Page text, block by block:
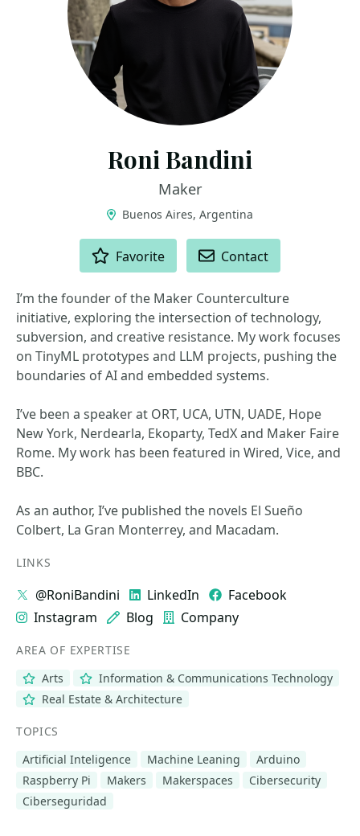
Roni Bandini
Maker
Buenos Aires, Argentina
Favorite Contact
I’m the founder of the Maker Counterculture
initiative, exploring the intersection of technology,
subversion, and creative resistance. My work focuses
on TinyML prototypes and LLM projects, pushing the
boundaries of AI and embedded systems.
I’ve been a speaker at ORT, UCA, UTN, UADE, Hope
New York, Nerdearla, Ekoparty, TedX and Maker Faire
Rome. My work has been featured in Wired, Vice, and
BBC.
As an author, I’ve published the novels El Sueño
Colbert, La Gran Monterrey, and Macadam.
LINKS
@RoniBandini LinkedIn
Facebook
Instagram
Blog Company
AREA OF EXPERTISE
Arts
Information & Communications Technology
Real Estate & Architecture
TOPICS
Artificial Inteligence
Machine Leaning
Arduino
Raspberry Pi
Makers Makerspaces
Cibersecurity
Ciberseguridad